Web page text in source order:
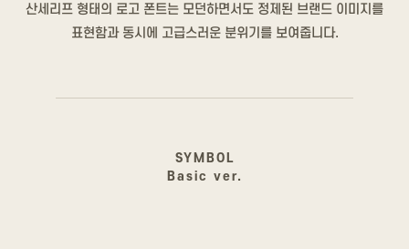
산세리프 형태의 로고 폰트는 모던하면서도 정제된 브랜드 이미지를
표현함과 동시에 고급스러운 분위기를 보여줍니다.
SYMBOL
Basic ver.